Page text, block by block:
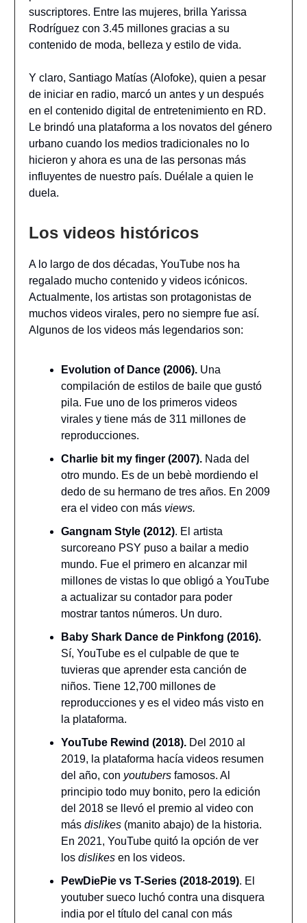
suscriptores. Entre las mujeres, brilla Yarissa
Rodríguez con 3.45 millones gracias a su
contenido de moda, belleza y estilo de vida.
Y claro, Santiago Matías (Alofoke), quien a pesar
de iniciar en radio, marcó un antes y un después
en el contenido digital de entretenimiento en RD.
Le brindó una plataforma a los novatos del género
urbano cuando los medios tradicionales no lo
hicieron y ahora es una de las personas más
influyentes de nuestro país. Duélale a quien le
duela.
Los videos históricos
A lo largo de dos décadas, YouTube nos ha
regalado mucho contenido y videos icónicos.
Actualmente, los artistas son protagonistas de
muchos videos virales, pero no siempre fue así.
Algunos de los videos más legendarios son:
Evolution of Dance (2006). Una
compilación de estilos de baile que gustó
pila. Fue uno de los primeros videos
virales y tiene más de 311 millones de
reproducciones.
Charlie bit my finger (2007). Nada del
otro mundo. Es de un bebè mordiendo el
dedo de su hermano de tres años. En 2009
era el video con más views.
Gangnam Style (2012). El artista
surcoreano PSY puso a bailar a medio
mundo. Fue el primero en alcanzar mil
millones de vistas lo que obligó a YouTube
a actualizar su contador para poder
mostrar tantos números. Un duro.
Baby Shark Dance de Pinkfong (2016).
Sí, YouTube es el culpable de que te
tuvieras que aprender esta canción de
niños. Tiene 12,700 millones de
reproducciones y es el video más visto en
la plataforma.
YouTube Rewind (2018). Del 2010 al
2019, la plataforma hacía videos resumen
del año, con youtubers famosos. Al
principio todo muy bonito, pero la edición
del 2018 se llevó el premio al video con
más dislikes (manito abajo) de la historia.
En 2021, YouTube quitó la opción de ver
los dislikes en los videos.
PewDiePie vs T-Series (2018-2019). El
youtuber sueco luchó contra una disquera
india por el título del canal con más